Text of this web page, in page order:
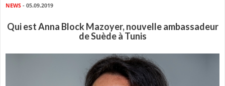
NEWS - 05.09.2019
Qui est Anna Block Mazoyer, nouvelle ambassadeur
de Suède à Tunis